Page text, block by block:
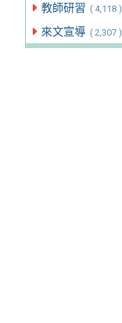
教師研習 ( 4,118 )
來文宣導 ( 2,307 )